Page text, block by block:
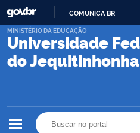
COMUNICA BR
Universidade
do
MINISTÉRIO DA EDUCAÇÃO